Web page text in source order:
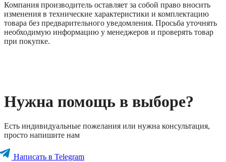
Компания производитель оставляет за собой право вносить
изменения в технические характеристики и комплектацию
товара без предварительного уведомления. Просьба уточнять
необходимую информацию у менеджеров и проверять товар
при покупке.
Нужна помощь в выборе?
Есть индивидуальные пожелания или нужна консультация,
просто напишите нам
Написать в Telegram